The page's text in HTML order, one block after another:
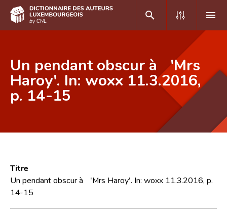
DE FR
Accueil
Recherche avancée
CNL
Équipe scientifique
Un pendant obscur à 'Mrs
Haroy'. In: woxx 11.3.2016,
p. 14-15
Titre
Un pendant obscur à 'Mrs Haroy'. In: woxx 11.3.2016, p.
14-15